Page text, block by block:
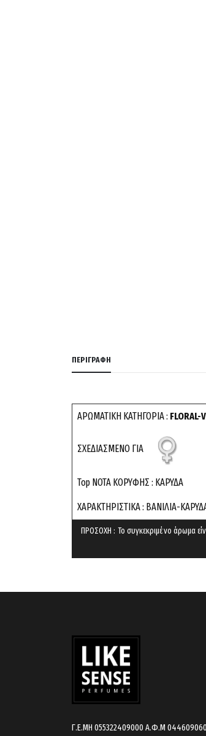
ΠΕΡΙΓΡΑΦΉ
ΑΡΩΜΑΤΙΚΗ ΚΑΤΗΓΟΡΙΑ : FLORAL-
ΣΧΕΔΙΑΣΜΕΝΟ ΓΙΑ
Top ΝΟΤΑ ΚΟΡΥΦΗΣ : KAΡΥΔΑ
ΧΑΡΑΚΤΗΡΙΣΤΙΚΑ : ΒΑΝΙΛΙΑ-
ΠΡΟΣΟΧΗ : Το συγκεκριμένο άρωμα
Γ.Ε.ΜΗ 055322409000 Α.Φ.Μ 044609060